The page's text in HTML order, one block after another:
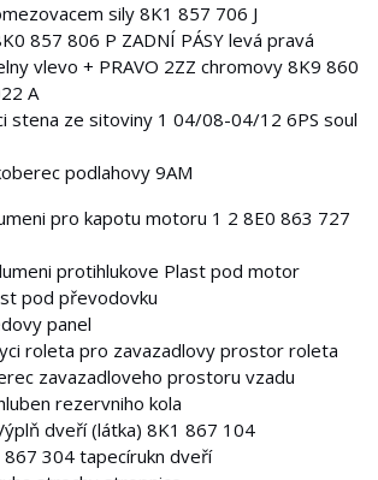
sily 8K1 857 706 J
857 806 P ZADNÍ PÁSY levá pravá
vlevo + PRAVO 2ZZ chromovy 8K9 860
A
stena ze sitoviny 1 04/08-04/12 6PS soul
podlahovy 9AM
pro kapotu motoru 1 2 8E0 863 727
protihlukove Plast pod motor
pod převodovku
panel
roleta pro zavazadlovy prostor roleta
zavazadloveho prostoru vzadu
rezervniho kola
dveří (látka) 8K1 867 104
304 tapecírukn dveří